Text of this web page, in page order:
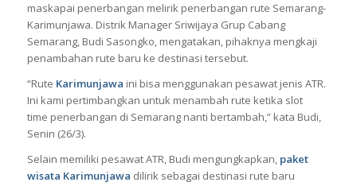
maskapai penerbangan melirik penerbangan rute Semarang-
Karimunjawa. Distrik Manager Sriwijaya Grup Cabang
Semarang, Budi Sasongko, mengatakan, pihaknya mengkaji
penambahan rute baru ke destinasi tersebut.
“Rute Karimunjawa ini bisa menggunakan pesawat jenis ATR.
Ini kami pertimbangkan untuk menambah rute ketika slot
time penerbangan di Semarang nanti bertambah,” kata Budi,
Senin (26/3).
Selain memiliki pesawat ATR, Budi mengungkapkan, paket
wisata Karimunjawa dilirik sebagai destinasi rute baru